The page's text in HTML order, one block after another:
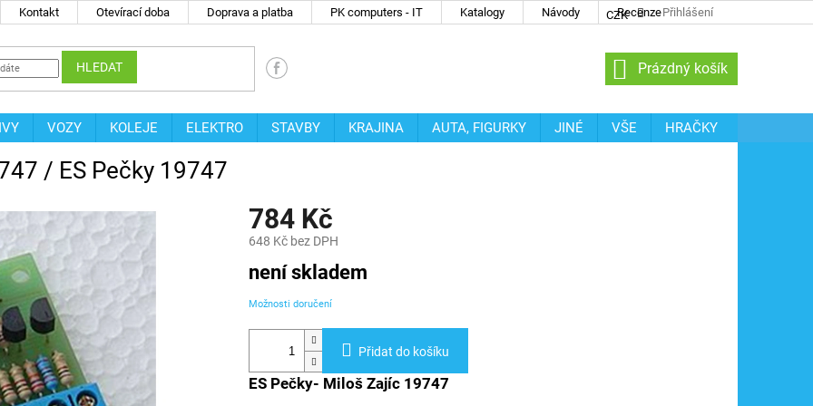
Kontakt Otevírací doba Doprava a platba PK computers - IT Katalogy Návody Recenze
CZK Přihlášení
HLEDAT
NÁKUPNÍ
KOŠÍK
Prázdný košík
VOZY KOLEJE ELEKTRO STAVBY KRAJINA AUTA, FIGURKY JINÉ VŠE
HRAČKY
/ ES Pečky 19747
784 Kč
648 Kč bez DPH
cena:
není skladem
Možnosti doručení
Přidat do košíku
ES Pečky- Miloš Zajíc 19747